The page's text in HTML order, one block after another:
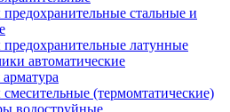
стальные и
латунные
автоматические
(термомтатические)
водоструйные